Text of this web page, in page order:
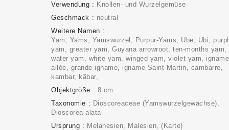
Verwendung
Knollen- und Wurzelgemüse
Geschmack
neutral
Weitere Namen
Yam, Yams, Yamswurzel, Purpur-Yams, Ube, Ubi,
yam, greater yam, Guyana arrowroot, ten-months yam,
water yam, white yam, winged yam, violet yam, igname
ailée, grande igname, igname Saint-Martin, cambarre,
kambar, kãbar,
Objektgröße
8 cm
Taxonomie
Dioscoreaceae (Yamswurzelgewächse)
Dioscorea alata
Ursprung
Melanesien, Malesien
(Karte)